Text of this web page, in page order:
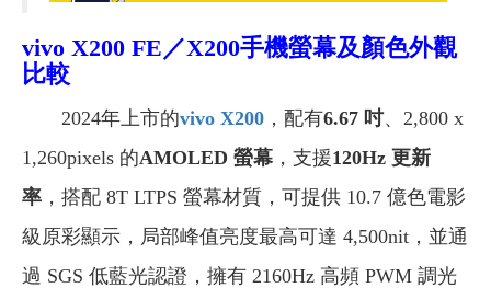
vivo X200 FE／X200手機螢幕及顏色外觀
比較
2024年上市的vivo X200 ，配有6.67 吋、2,800 x
1,260pixels 的AMOLED 螢幕 ，支援120Hz 更新
率 ，搭配 8T LTPS 螢幕材質，可提供 10.7 億色電影
級原彩顯示，局部峰值亮度最高可達 4,500nit，並通
過 SGS 低藍光認證，擁有 2160Hz 高頻 PWM 調光